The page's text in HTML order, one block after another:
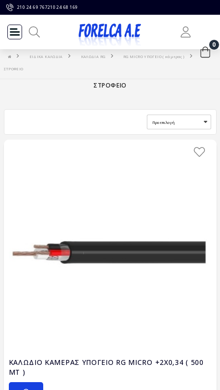
210 24 69 767210 24 68 169
0
ΕΙΔΙΚΑ ΚΑΛΩΔΙΑ ΚΑΛΩΔΙΑ RG RG MICRO ΥΠΟΓΕΙΟ ( κάμερας )
ΣΤΡΟΦΕΙΟ
ΣΤΡΟΦΕΙΟ
ΚΑΛΩΔΙΟ ΚΑΜΕΡΑΣ ΥΠΟΓΕΙΟ RG MICRO +2X0,34 ( 500
MT )